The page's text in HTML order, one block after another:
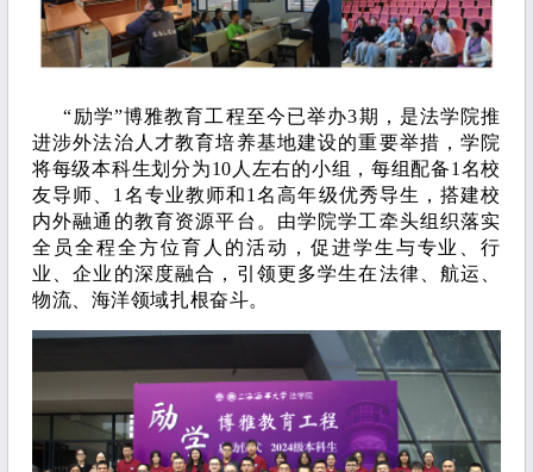
“励学”博雅教育工程至今已举办3期，是法学院推
进涉外法治人才教育培养基地建设的重要举措，学院
将每级本科生划分为10人左右的小组，每组配备1名校
友导师、1名专业教师和1名高年级优秀导生，搭建校
内外融通的教育资源平台。由学院学工牵头组织落实
全员全程全方位育人的活动，促进学生与专业、行
业、企业的深度融合，引领更多学生在法律、航运、
物流、海洋领域扎根奋斗。